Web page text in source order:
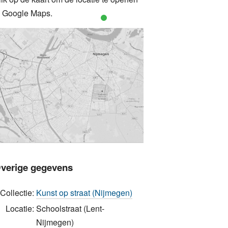
Maps.
gegevens
Collectie: Kunst op straat (Nijmegen)
Locatie: Schoolstraat (Lent-
Nijmegen)